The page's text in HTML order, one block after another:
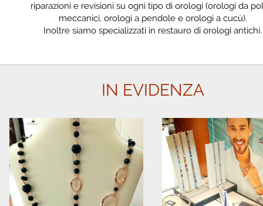
riparazioni e revisioni su ogni tipo di orologi (orologi da
meccanici, orologi a pendole e orologi a cucù).
Inoltre siamo specializzati in restauro di orologi antichi.
IN EVIDENZA